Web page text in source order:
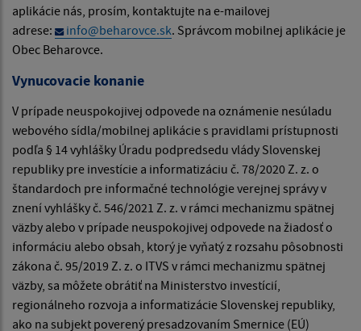
aplikácie nás, prosím, kontaktujte na e-mailovej
adrese:
info@beharovce.sk. Správcom mobilnej aplikácie je
Obec Beharovce.
Vynucovacie konanie
V prípade neuspokojivej odpovede na oznámenie nesúladu
webového sídla/mobilnej aplikácie s pravidlami prístupnosti
podľa § 14 vyhlášky Úradu podpredsedu vlády Slovenskej
republiky pre investície a informatizáciu č. 78/2020 Z. z. o
štandardoch pre informačné technológie verejnej správy v
znení vyhlášky č. 546/2021 Z. z. v rámci mechanizmu spätnej
väzby alebo v prípade neuspokojivej odpovede na žiadosť o
informáciu alebo obsah, ktorý je vyňatý z rozsahu pôsobnosti
zákona č. 95/2019 Z. z. o ITVS v rámci mechanizmu spätnej
väzby, sa môžete obrátiť na Ministerstvo investícií,
regionálneho rozvoja a informatizácie Slovenskej republiky,
ako na subjekt poverený presadzovaním Smernice (EÚ)